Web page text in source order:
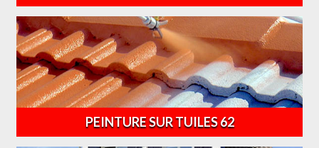
PEINTURE SUR TUILES 62